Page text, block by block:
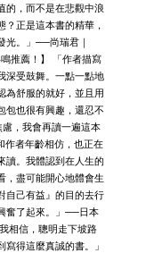
的，而不是在悲觀中浪
正是這本書的精華，
光。」──尚瑞君｜
推薦！】 「作者描寫
深受鼓舞。一點一點地
為舒服的就好，並且用
包也很有興趣，還忍不
，我會再讀一遍這本
作者年齡相仿，也正在
讀。我體認到在人生的
，盡可能開心地體會生
自己有益』的目的去行
奮了起來。」──日本
相信，聰明走下坡路
得這麼真誠的書。」